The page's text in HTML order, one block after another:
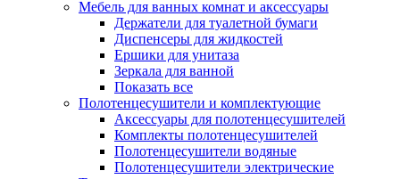
Мебель для ванных комнат и аксессуары
Держатели для туалетной бумаги
Диспенсеры для жидкостей
Ершики для унитаза
Зеркала для ванной
Показать все
Полотенцесушители и комплектующие
Аксессуары для полотенцесушителей
Комплекты полотенцесушителей
Полотенцесушители водяные
Полотенцесушители электрические